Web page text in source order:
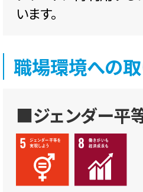
います。
職場環境への
■ジェンダー平